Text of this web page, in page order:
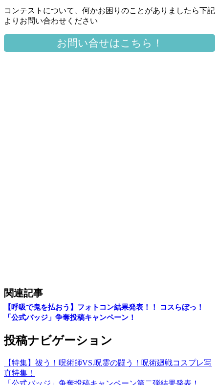
コンテストについて、何かお困りのことがありましたら下記
よりお問い合わせください
お問い合せはこちら！
関連記事
【呼吸で鬼を払おう】フォトコン結果発表！！
コスらぼっ！
「公式バッジ」争奪投稿キャンペーン！
投稿ナビゲーション
【特集】祓う！呪術師VS.呪霊の闘う！呪術廻戦コスプレ写
真特集！
「公式バッジ」争奪投稿キャンペーン第二弾結果発表！